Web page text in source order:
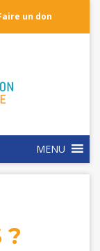
un don
MENU
?